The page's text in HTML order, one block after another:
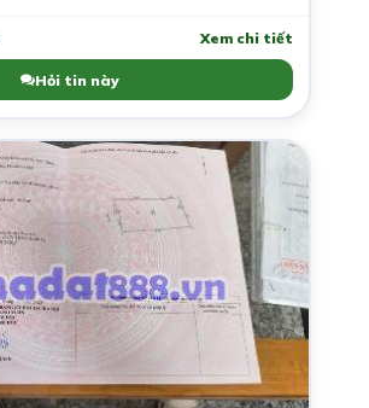
Xem chi tiết
Hỏi tin này